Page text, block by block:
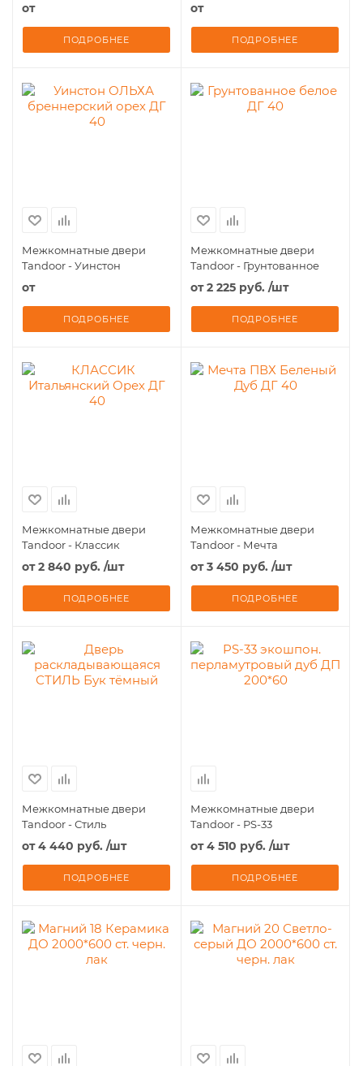
от
ПОДРОБНЕЕ
от
ПОДРОБНЕЕ
Межкомнатные двери
Tandoor - Уинстон
от
ПОДРОБНЕЕ
Межкомнатные двери
Tandoor - Грунтованное
от2 225 руб. /шт
ПОДРОБНЕЕ
Межкомнатные двери
Tandoor - Классик
от2 840 руб. /шт
ПОДРОБНЕЕ
Межкомнатные двери
Tandoor - Мечта
от3 450 руб. /шт
ПОДРОБНЕЕ
Межкомнатные двери
Tandoor - Стиль
от4 440 руб. /шт
ПОДРОБНЕЕ
Межкомнатные двери
Tandoor - PS-33
от4 510 руб. /шт
ПОДРОБНЕЕ